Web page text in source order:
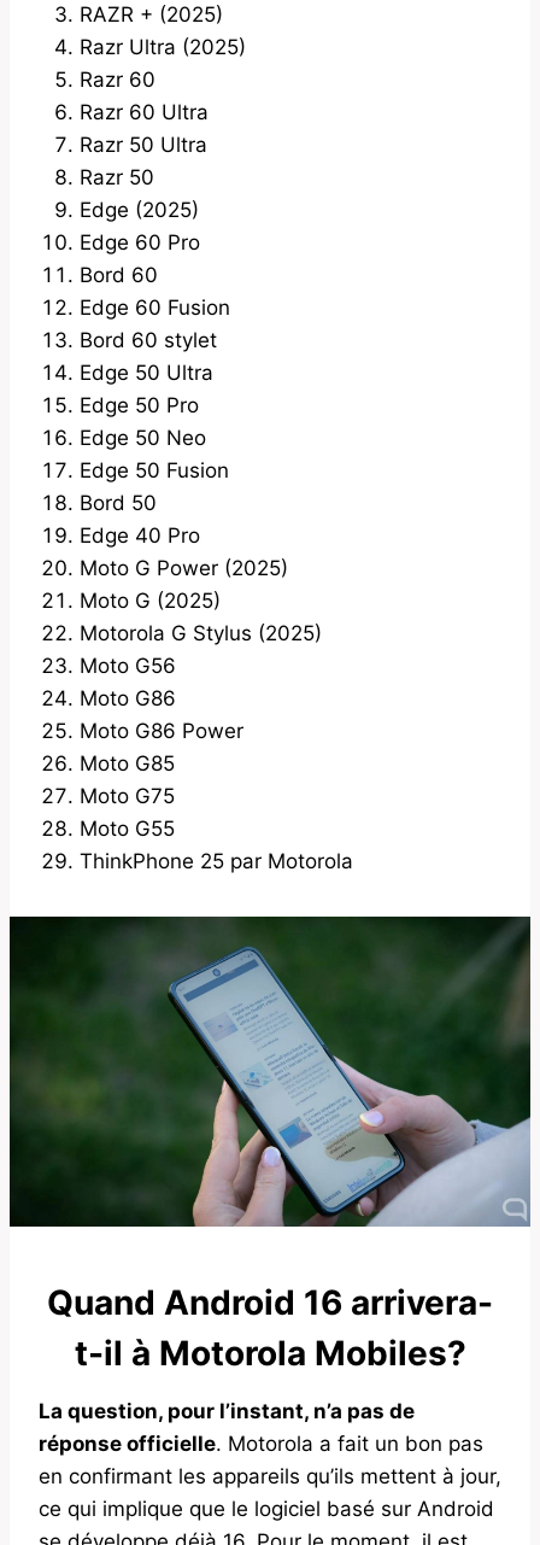
RAZR + (2025)
Razr Ultra (2025)
Razr 60
Razr 60 Ultra
Razr 50 Ultra
Razr 50
Edge (2025)
Edge 60 Pro
Bord 60
Edge 60 Fusion
Bord 60 stylet
Edge 50 Ultra
Edge 50 Pro
Edge 50 Neo
Edge 50 Fusion
Bord 50
Edge 40 Pro
Moto G Power (2025)
Moto G (2025)
Motorola G Stylus (2025)
Moto G56
Moto G86
Moto G86 Power
Moto G85
Moto G75
Moto G55
ThinkPhone 25 par Motorola
Quand Android 16 arrivera-
t-il à Motorola Mobiles?
La question, pour l’instant, n’a pas de
réponse officielle. Motorola a fait un bon pas
en confirmant les appareils qu’ils mettent à jour,
ce qui implique que le logiciel basé sur Android